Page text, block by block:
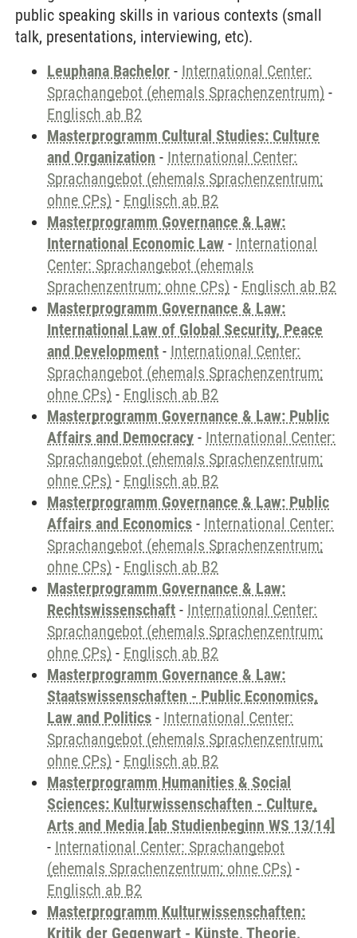
public speaking skills in various contexts (small
talk, presentations, interviewing, etc).
Leuphana Bachelor - International Center:
Sprachangebot (ehemals Sprachenzentrum) -
Englisch ab B2
Masterprogramm Cultural Studies: Culture
and Organization - International Center:
Sprachangebot (ehemals Sprachenzentrum;
ohne CPs) - Englisch ab B2
Masterprogramm Governance & Law:
International Economic Law - International
Center: Sprachangebot (ehemals
Sprachenzentrum; ohne CPs) - Englisch ab B2
Masterprogramm Governance & Law:
International Law of Global Security, Peace
and Development - International Center:
Sprachangebot (ehemals Sprachenzentrum;
ohne CPs) - Englisch ab B2
Masterprogramm Governance & Law: Public
Affairs and Democracy - International Center:
Sprachangebot (ehemals Sprachenzentrum;
ohne CPs) - Englisch ab B2
Masterprogramm Governance & Law: Public
Affairs and Economics - International Center:
Sprachangebot (ehemals Sprachenzentrum;
ohne CPs) - Englisch ab B2
Masterprogramm Governance & Law:
Rechtswissenschaft - International Center:
Sprachangebot (ehemals Sprachenzentrum;
ohne CPs) - Englisch ab B2
Masterprogramm Governance & Law:
Staatswissenschaften - Public Economics,
Law and Politics - International Center:
Sprachangebot (ehemals Sprachenzentrum;
ohne CPs) - Englisch ab B2
Masterprogramm Humanities & Social
Sciences: Kulturwissenschaften - Culture,
Arts and Media [ab Studienbeginn WS 13/14]
- International Center: Sprachangebot
(ehemals Sprachenzentrum; ohne CPs) -
Englisch ab B2
Masterprogramm Kulturwissenschaften:
Kritik der Gegenwart - Künste, Theorie,